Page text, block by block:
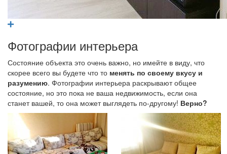
Фотографии интерьера
Состояние объекта это очень важно, но имейте в виду, что
скорее всего вы будете что то менять по своему вкусу и
разумению. Фотографии интерьера раскрывают общее
состояние, но это пока не ваша недвижимость, если она
станет вашей, то она может выглядеть по-другому! Верно?